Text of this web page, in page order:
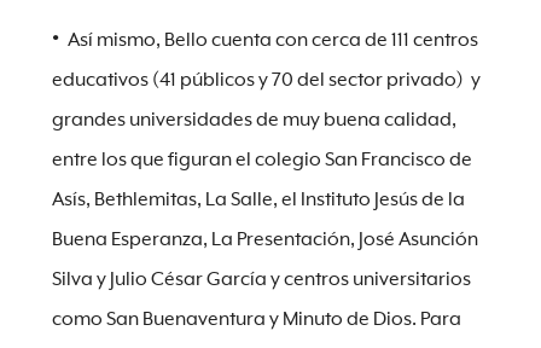
Así mismo, Bello cuenta con cerca de 111 centros
educativos (41 públicos y 70 del sector privado) y
grandes universidades de muy buena calidad,
entre los que figuran el colegio San Francisco de
Asís, Bethlemitas, La Salle, el Instituto Jesús de la
Buena Esperanza, La Presentación, José Asunción
Silva y Julio César García y centros universitarios
como San Buenaventura y Minuto de Dios. Para